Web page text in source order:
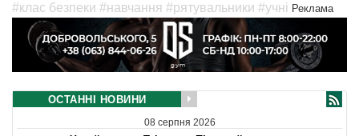
#клас безпеки #навчання #рятувальники #учні Реклама
ОСТАННІ НОВИНИ
08 серпня 2026